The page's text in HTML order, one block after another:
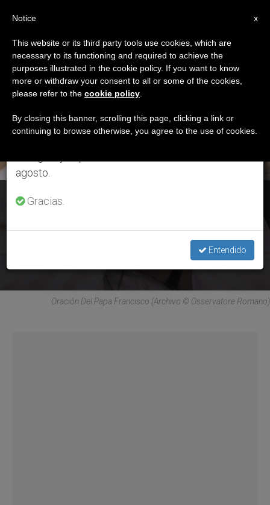
ETIQUETA
Posts Tagged ‘Trèbes’
ÚLTIMAS NOTICIAS
Francia: El Papa condena los "actos de violencia ciega" de
Oración Del Papa Francisco (Archivo © Osservatore Romano)
×
Aviso importante
Del 27 de julio al 7 de agosto haremos la pausa
anual, aprovechando que en el periodo de verano
se generan menos informaciones y también el
agosto.
Gracias.
Entendido
x
Notice
This website or its third party tools use cookies, which are
necessary to its functioning and required to achieve the
purposes illustrated in the cookie policy. If you want to know
more or withdraw your consent to all or some of the cookies,
please refer to the cookie policy
By closing this banner, scrolling this page, clicking a link or
continuing to browse otherwise, you agree to the use of cookies.